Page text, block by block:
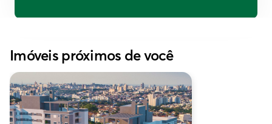
Imóveis próximos de você